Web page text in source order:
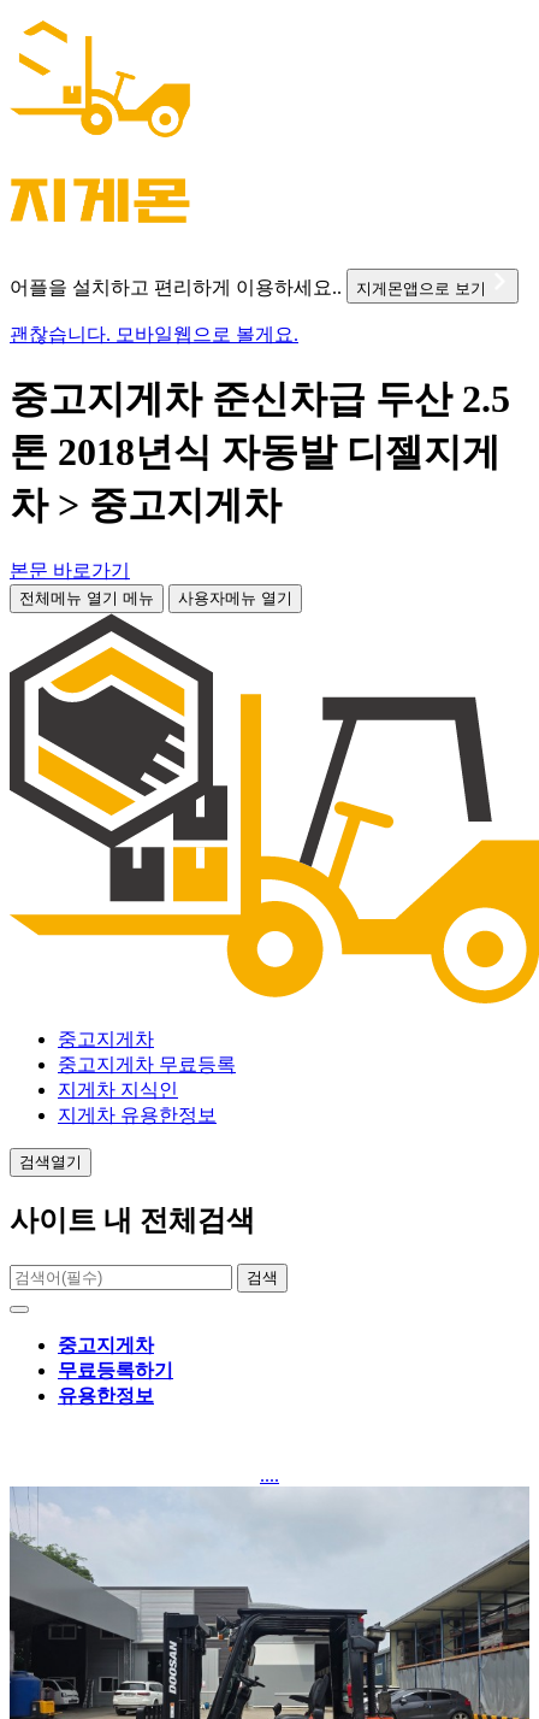
어플을 설치하고 편리하게 이용하세요.. 지게몬앱으로 보기
괜찮습니다. 모바일웹으로 볼게요.
중고지게차 준신차급 두산 2.5
톤 2018년식 자동발 디젤지게
차 > 중고지게차
본문 바로가기
전체메뉴 열기 메뉴 사용자메뉴 열기
중고지게차
중고지게차 무료등록
지게차 지식인
지게차 유용한정보
검색열기
사이트 내 전체검색
검색
중고지게차
무료등록하기
유용한정보
....